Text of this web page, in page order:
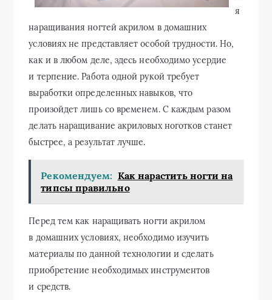
я
наращивания ногтей акрилом в домашних
условиях не представляет особой трудности. Но,
как и в любом деле, здесь необходимо усердие
и терпение. Работа одной рукой требует
выработки определенных навыков, что
произойдет лишь со временем. С каждым разом
делать наращивание акриловых ноготков станет
быстрее, а результат лучше.
Рекомендуем: Как нарастить ногти на
типсы правильно
Перед тем как наращивать ногти акрилом
в домашних условиях, необходимо изучить
материалы по данной технологии и сделать
приобретение необходимых инструментов
и средств.